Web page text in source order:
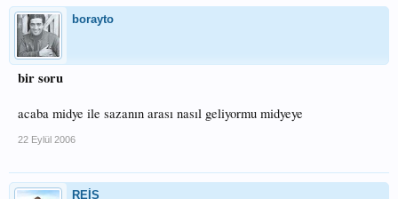
borayto
bir soru
acaba midye ile sazanın arası nasıl geliyormu midyeye
22 Eylül 2006
REİS